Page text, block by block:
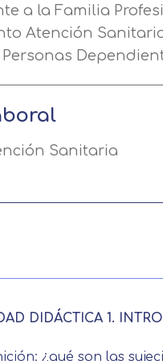
a la Familia
Atención
Sanitaria
DIDÁCTICA 1.
¿qué son las
aceptar, no